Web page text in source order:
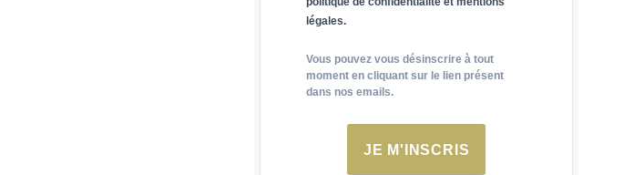
légales.
Vous pouvez vous désinscrire à tout
moment en cliquant sur le lien présent
dans nos emails.
JE M'INSCRIS